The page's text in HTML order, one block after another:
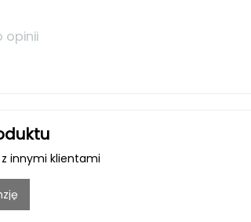
opinii
innymi klientami